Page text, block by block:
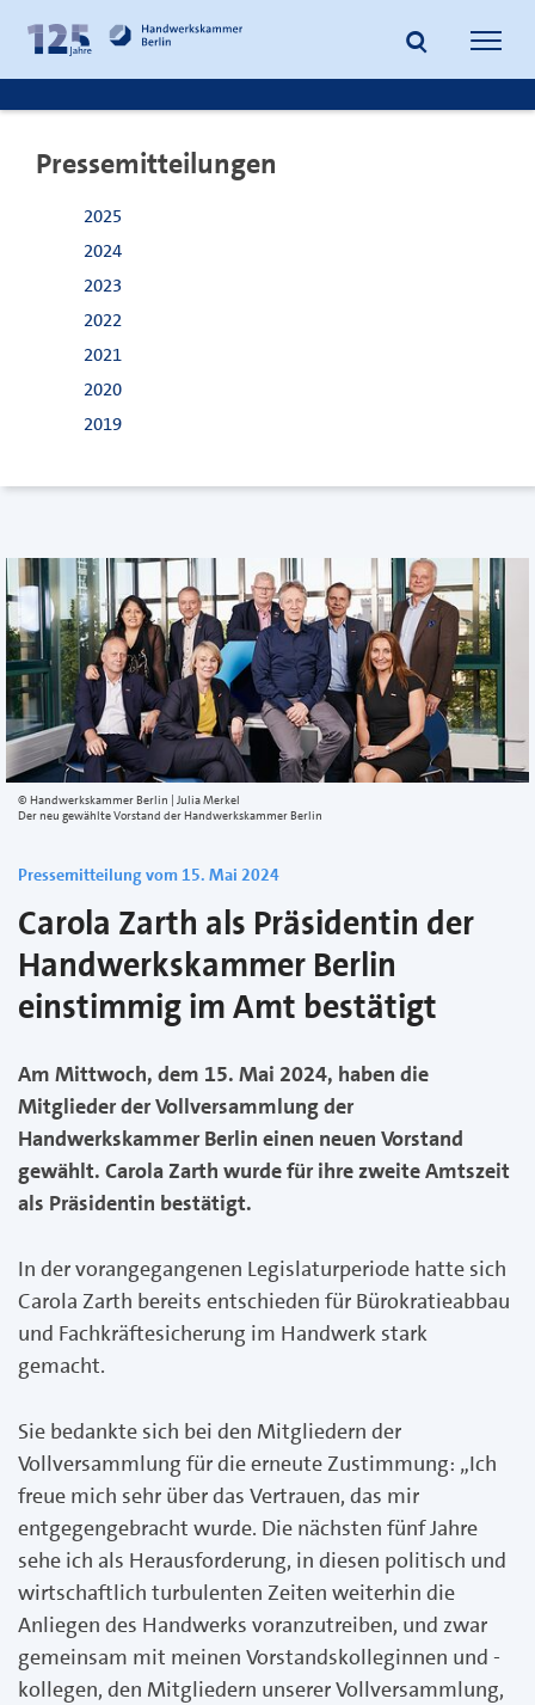
Inhalt
springen
Fußzeile
springen
Suche
Pressemitteilungen
2025
2024
2023
2022
2021
2020
2019
Handwerkskammer Berlin | Julia Merkel
Der neu gewählte Vorstand der Handwerkskammer Berlin
Pressemitteilung vom 15. Mai 2024
Carola Zarth als Präsidentin der
Handwerkskammer Berlin
einstimmig im Amt bestätigt
Am Mittwoch, dem 15. Mai 2024, haben die
Mitglieder der Vollversammlung der
Handwerkskammer Berlin einen neuen Vorstand
gewählt. Carola Zarth wurde für ihre zweite Amtszeit
als Präsidentin bestätigt.
In der vorangegangenen Legislaturperiode hatte sich
Carola Zarth bereits entschieden für Bürokratieabbau
und Fachkräftesicherung im Handwerk stark
gemacht.
Sie bedankte sich bei den Mitgliedern der
Vollversammlung für die erneute Zustimmung: „Ich
freue mich sehr über das Vertrauen, das mir
entgegengebracht wurde. Die nächsten fünf Jahre
sehe ich als Herausforderung, in diesen politisch und
wirtschaftlich turbulenten Zeiten weiterhin die
Anliegen des Handwerks voranzutreiben, und zwar
gemeinsam mit meinen Vorstandskolleginnen und -
kollegen, den Mitgliedern unserer Vollversammlung,